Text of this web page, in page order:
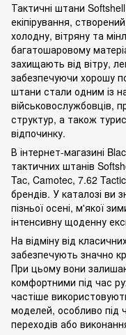
Тактичні штани
екіпірування,
холодну, вітряну та
багатошаровому
захищають від вітру,
забезпечуючи хорошу
штани стали одним із
військовослужбовців,
структур, а також
відпочинку.
В інтернет-магазині
тактичних штанів
Tac, Camotec, 7.62
брендів. У каталозі ви
пізньої осені, м'якої
інтенсивну щоденну
На відміну від
забезпечують значно
При цьому вони
комфортними під час
частіше
моделей, особливо під
переходів або